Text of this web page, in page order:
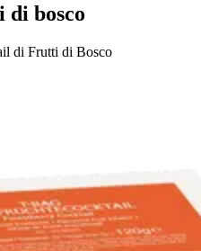
di bosco
di Frutti di Bosco